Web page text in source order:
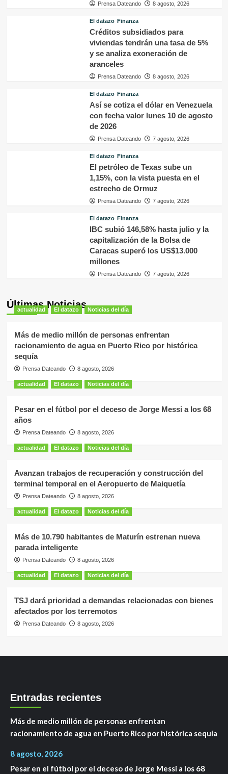
Prensa Dateando 8 agosto, 2026
El datazo Finanza
Créditos subsidiados para
viviendas tendrán una tasa de 5%
y se analiza exoneración de
aranceles
Prensa Dateando 8 agosto, 2026
El datazo Finanza
Así se cotiza el dólar en Venezuela
con fecha valor lunes 10 de agosto
de 2026
Prensa Dateando 7 agosto, 2026
El datazo Finanza
El petróleo de Texas sube un
1,15%, con la vista puesta en el
estrecho de Ormuz
Prensa Dateando 7 agosto, 2026
El datazo Finanza
IBC subió 146,58% hasta julio y la
capitalización de la Bolsa de
Caracas superó los US$13.000
millones
Prensa Dateando 7 agosto, 2026
Últimas Noticias
actualidad El datazo Noticias del día
Más de medio millón de personas enfrentan
racionamiento de agua en Puerto Rico por histórica
sequía
Prensa Dateando 8 agosto, 2026
actualidad El datazo Noticias del día
Pesar en el fútbol por el deceso de Jorge Messi a los 68
años
Prensa Dateando 8 agosto, 2026
actualidad El datazo Noticias del día
Avanzan trabajos de recuperación y construcción del
terminal temporal en el Aeropuerto de Maiquetía
Prensa Dateando 8 agosto, 2026
actualidad El datazo Noticias del día
Más de 10.790 habitantes de Maturín estrenan nueva
parada inteligente
Prensa Dateando 8 agosto, 2026
actualidad El datazo Noticias del día
TSJ dará prioridad a demandas relacionadas con bienes
afectados por los terremotos
Prensa Dateando 8 agosto, 2026
Entradas recientes
Más de medio millón de personas enfrentan
racionamiento de agua en Puerto Rico por histórica sequía
8 agosto, 2026
Pesar en el fútbol por el deceso de Jorge Messi a los 68